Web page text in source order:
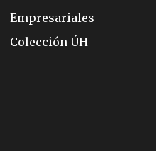
Empresariales
Colección ÚH